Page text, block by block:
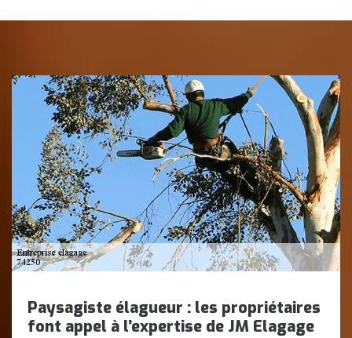
Paysagiste élagueur : les propriétaires
font appel à l’expertise de JM Elagage